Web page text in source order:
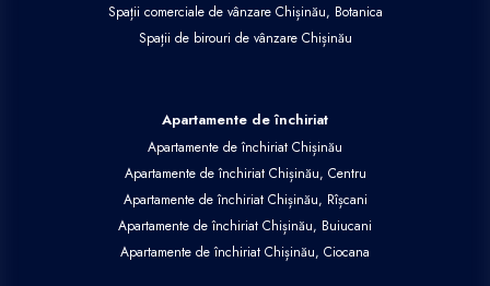
Spații comerciale de vânzare Chișinău, Botanica
Spații de birouri de vânzare Chișinău
Apartamente de închiriat
Apartamente de închiriat Chișinău
Apartamente de închiriat Chișinău, Centru
Apartamente de închiriat Chișinău, Rîșcani
Apartamente de închiriat Chișinău, Buiucani
Apartamente de închiriat Chișinău, Ciocana